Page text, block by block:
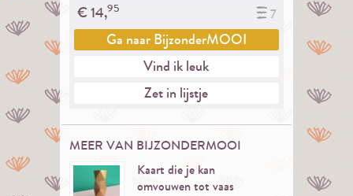
7
€14,95
Ga naarBijzonderMOOI
Vind ik leuk
Zet in lijstje
MEER VAN BIJZONDERMOOI
Kaart die je kan
omvouwen tot vaas